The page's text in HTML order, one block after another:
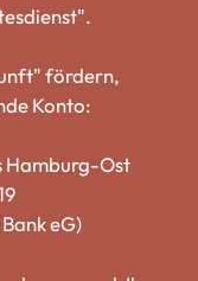
fördern,
Konto:
Hamburg-Ost
eG)